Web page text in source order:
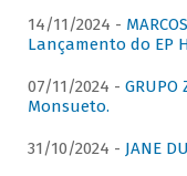
14/11/2024 -
Lançamento do EP
07/11/2024 -
Monsueto.
31/10/2024 - JANE